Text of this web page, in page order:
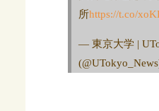
所https://t.co/
— 東京大学 |